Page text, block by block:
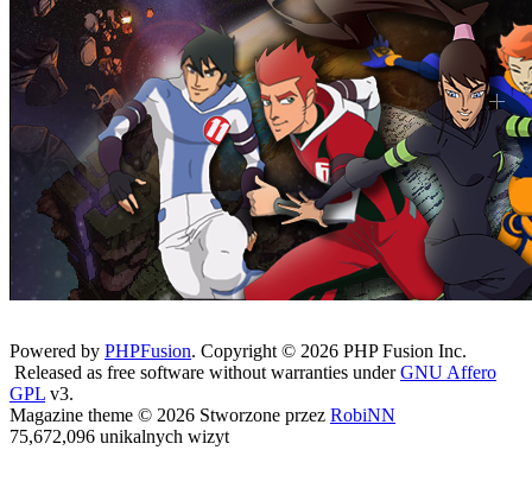
Powered by PHPFusion. Copyright © 2026 PHP Fusion Inc.
Released as free software without warranties underGNU Affero
GPL v3.
Magazine theme © 2026 Stworzone przez RobiNN
75,672,096 unikalnych wizyt